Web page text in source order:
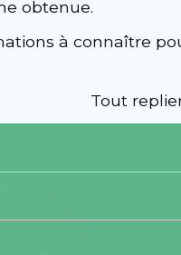
obtenue.
à connaître
Tout